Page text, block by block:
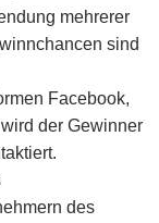
mehrerer
sind
Facebook,
der Gewinner
des